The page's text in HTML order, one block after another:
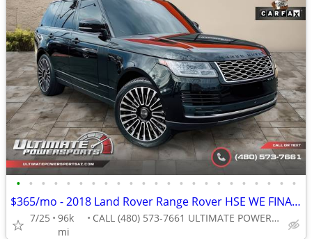
• • • • • • • • • • • • • • • • • • • • • • •
$365/mo - 2018 Land Rover Range Rover HSE WE FINANCE ALL CREDIT! DRIVE
7/25
96k
mi
CALL (480) 573-7661 ULTIMATE POWERSPORTS